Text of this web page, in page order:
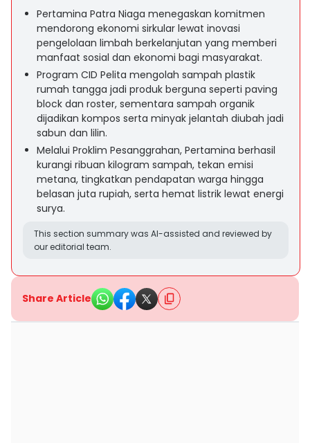
Pertamina Patra Niaga menegaskan komitmen
mendorong ekonomi sirkular lewat inovasi
pengelolaan limbah berkelanjutan yang memberi
manfaat sosial dan ekonomi bagi masyarakat.
Program CID Pelita mengolah sampah plastik
rumah tangga jadi produk berguna seperti paving
block dan roster, sementara sampah organik
dijadikan kompos serta minyak jelantah diubah jadi
sabun dan lilin.
Melalui Proklim Pesanggrahan, Pertamina berhasil
kurangi ribuan kilogram sampah, tekan emisi
metana, tingkatkan pendapatan warga hingga
belasan juta rupiah, serta hemat listrik lewat energi
surya.
This section summary was AI-assisted and reviewed by
our editorial team.
Share Article